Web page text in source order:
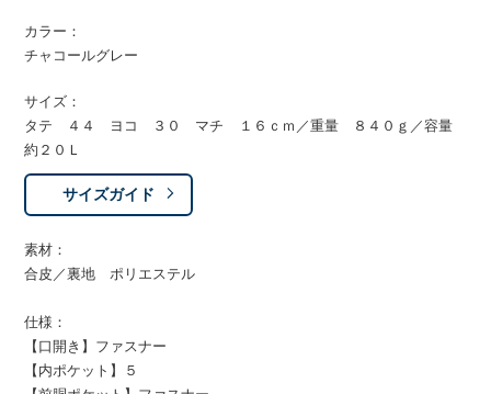
カラー：
チャコールグレー
サイズ：
タテ ４４ ヨコ ３０ マチ １６ｃｍ／重量 ８４０ｇ／容量
約２０Ｌ
サイズガイド
素材：
合皮／裏地 ポリエステル
仕様：
【口開き】ファスナー
【内ポケット】５